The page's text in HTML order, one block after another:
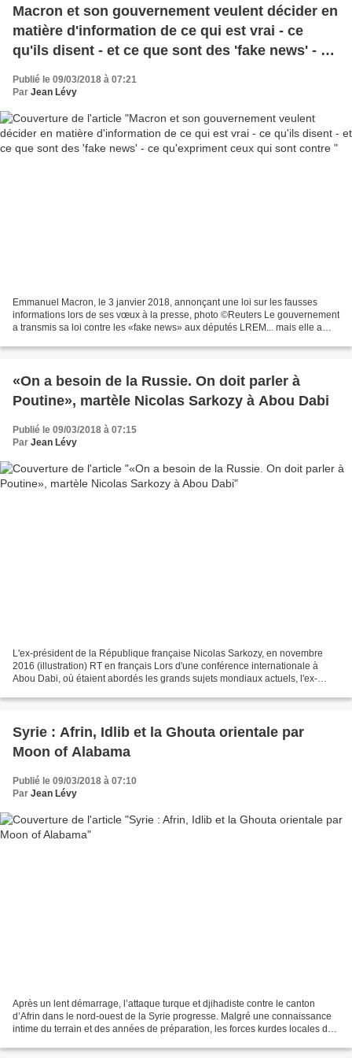
Macron et son gouvernement veulent décider en
matière d'information de ce qui est vrai - ce
qu'ils disent - et ce que sont des 'fake news' - ce
Publié le 09/03/2018 à 07:21
Par Jean Lévy
Emmanuel Macron, le 3 janvier 2018, annonçant une loi sur les fausses
informations lors de ses vœux à la presse, photo ©Reuters Le gouvernement
a transmis sa loi contre les «fake news» aux députés LREM... mais elle a
«On a besoin de la Russie. On doit parler à
Poutine», martèle Nicolas Sarkozy à Abou Dabi
Publié le 09/03/2018 à 07:15
Par Jean Lévy
L'ex-président de la République française Nicolas Sarkozy, en novembre
2016 (illustration) RT en français Lors d'une conférence internationale à
Abou Dabi, où étaient abordés les grands sujets mondiaux actuels, l'ex-
Syrie : Afrin, Idlib et la Ghouta orientale par
Moon of Alabama
Publié le 09/03/2018 à 07:10
Par Jean Lévy
Après un lent démarrage, l’attaque turque et djihadiste contre le canton
d’Afrin dans le nord-ouest de la Syrie progresse. Malgré une connaissance
intime du terrain et des années de préparation, les forces kurdes locales des